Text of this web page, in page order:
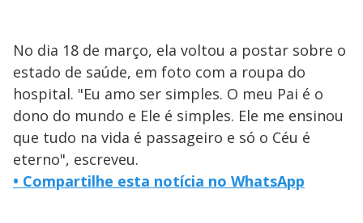
No dia 18 de março, ela voltou a postar sobre o
estado de saúde, em foto com a roupa do
hospital. "Eu amo ser simples. O meu Pai é o
dono do mundo e Ele é simples. Ele me ensinou
que tudo na vida é passageiro e só o Céu é
eterno", escreveu.
• Compartilhe esta notícia no WhatsApp